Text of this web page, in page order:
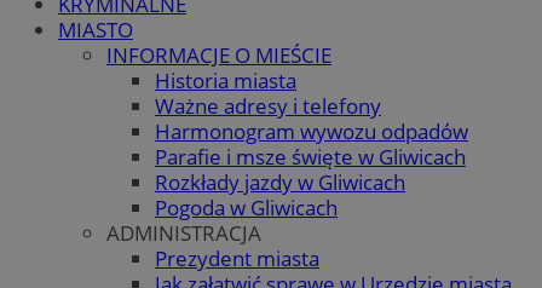
MIASTO
INFORMACJE O MIEŚCIE
Historia miasta
Ważne adresy i telefony
Harmonogram wywozu odpadów
Parafie i msze święte w Gliwicach
Rozkłady jazdy w Gliwicach
Pogoda w Gliwicach
ADMINISTRACJA
Prezydent miasta